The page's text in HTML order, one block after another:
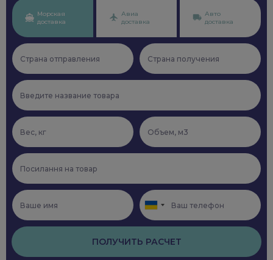
Морская
доставка
Авиа
доставка
Авто
доставка
ПОЛУЧИТЬ РАСЧЕТ